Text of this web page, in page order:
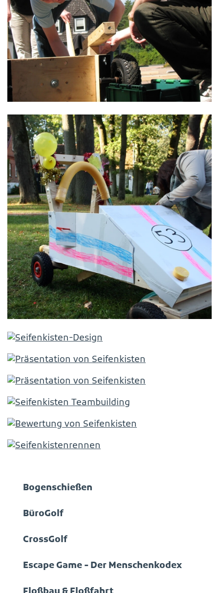
Bogenschießen
BüroGolf
CrossGolf
Escape Game - Der Menschenkodex